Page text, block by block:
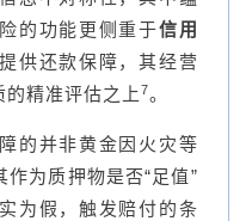
的功能更侧重于信用
供还款保障，其经营
精准评估之上 7。
的并非黄金因火灾等
为质押物是否“足值”
为假，触发赔付的条